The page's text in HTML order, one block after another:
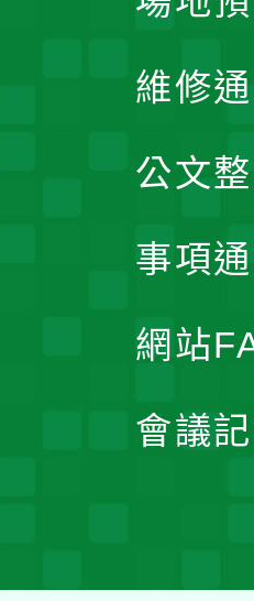
維修
公文
事項
網站
會議